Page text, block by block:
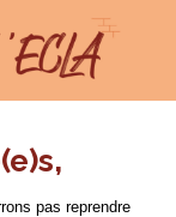
pas reprendre